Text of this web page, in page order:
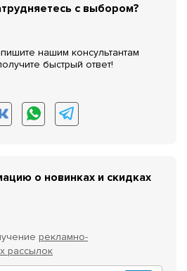
с выбором?
нашим консультантам
быстрый ответ!
о новинках и скидках
рекламно-
рассылок